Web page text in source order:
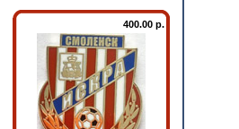
400.00 р.